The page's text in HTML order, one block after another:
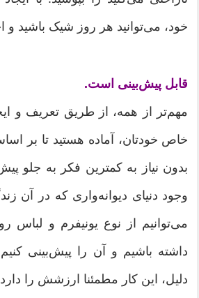
خود، می‌توانید هر روز شیک باشید
قابل پیش‌بینی است.
مهم‌تر از همه، از طریق تعریف و
خاص خودتان، آماده هستید تا بر
بدون نیاز به کمترین فکر به جلو
وجود دنیای دیوانه‌واری که در آن
می‌توانیم از نوع یونیفرم و لباس
داشته باشیم و آن را پیش‌بینی
دلیل، این کار مطمئنا ارزشش را